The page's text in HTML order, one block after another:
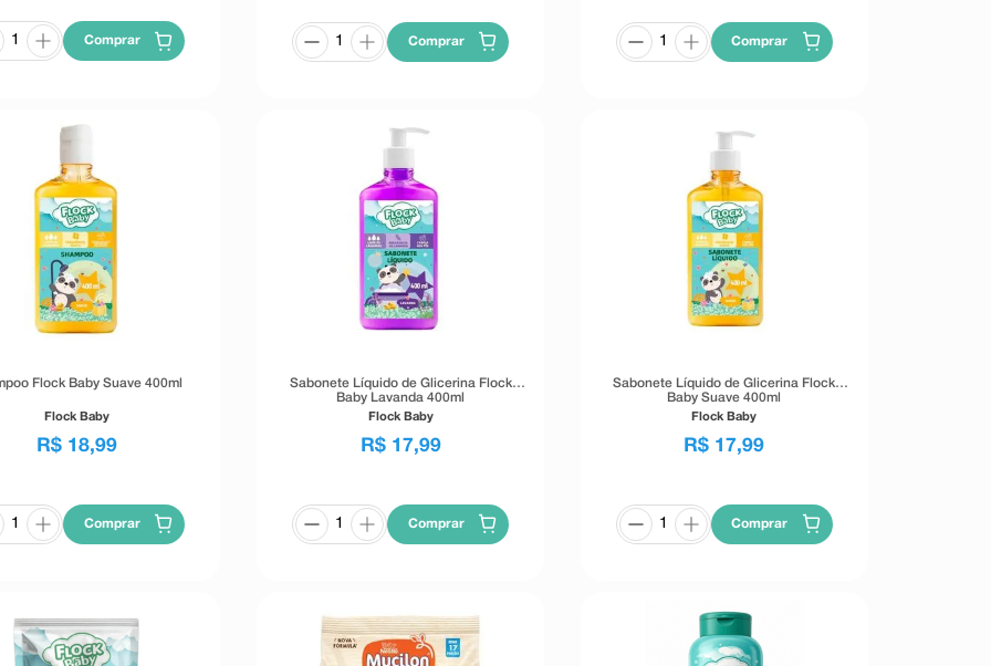
Comprar Comprar Comprar
Flock Baby Suave 400ml
Flock Baby
R$ 18,99
Comprar
Sabonete Líquido de Glicerina Flock
Baby Lavanda 400ml
Flock Baby
R$ 17,99
Comprar
Sabonete Líquido de Glicerina Flock
Baby Suave 400ml
Flock Baby
R$ 17,99
Comprar